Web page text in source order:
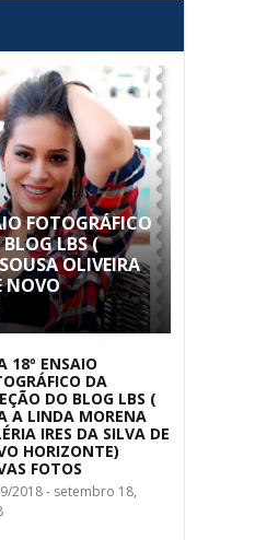
FOTOGRÁFICO
BLOG LBS (
OLIVEIRA
NOVO
18º ENSAIO
DA
DO BLOG LBS (
A LINDA MORENA
IRES DA SILVA DE
HORIZONTE)
FOTOS
2018 - setembro 18,